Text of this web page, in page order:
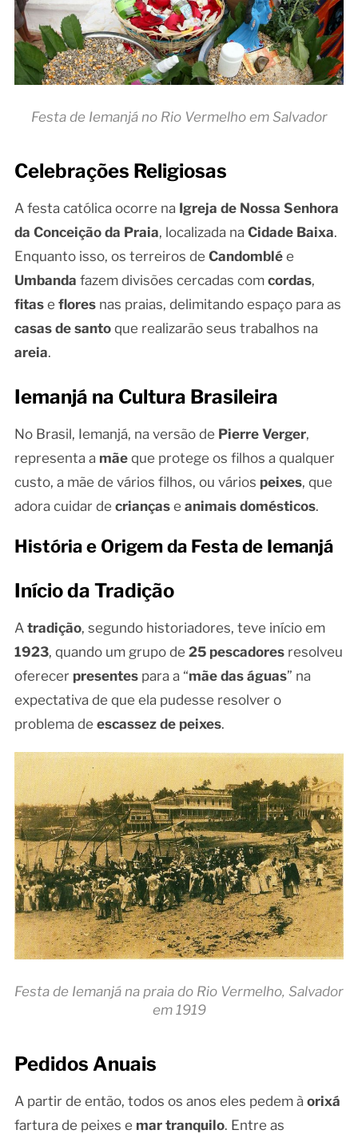
Festa de Iemanjá no Rio Vermelho em Salvador
Celebrações Religiosas
A festa católica ocorre na Igreja de Nossa Senhora
da Conceição da Praia, localizada na Cidade Baixa.
Enquanto isso, os terreiros de Candomblée
Umbanda fazem divisões cercadas com cordas,
fitase floresnas praias, delimitando espaço para as
casas de santoque realizarão seus trabalhos na
areia.
Iemanjá na Cultura Brasileira
No Brasil, Iemanjá, na versão de Pierre Verger,
representa a mãeque protege os filhos a qualquer
custo, a mãe de vários filhos, ou vários peixes, que
adora cuidar de criançase animais domésticos.
História e Origem da Festa de Iemanjá
Início da Tradição
A tradição, segundo historiadores, teve início em
1923, quando um grupo de 25 pescadoresresolveu
oferecer presentespara a “mãe das águas” na
expectativa de que ela pudesse resolver o
problema de escassez de peixes.
Festa de Iemanjá na praia do Rio Vermelho, Salvador
em 1919
Pedidos Anuais
A partir de então, todos os anos eles pedem à orixá
fartura de peixes e mar tranquilo. Entre as